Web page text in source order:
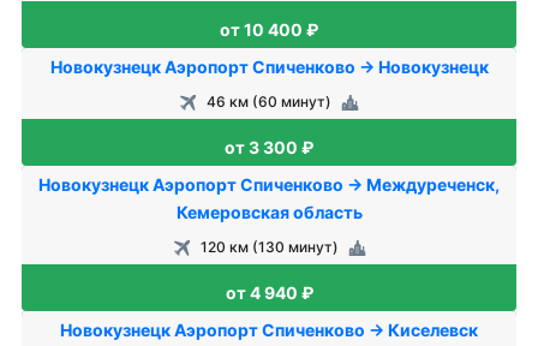
от 10 400 ₽
Новокузнецк Аэропорт Спиченково → Новокузнецк
46 км (60 минут)
от 3 300 ₽
Новокузнецк Аэропорт Спиченково → Междуреченск,
Кемеровская область
120 км (130 минут)
от 4 940 ₽
Новокузнецк Аэропорт Спиченково → Киселевск